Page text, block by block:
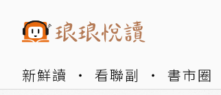
新鮮讀 看聯副 書市圈